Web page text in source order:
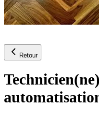
Retour